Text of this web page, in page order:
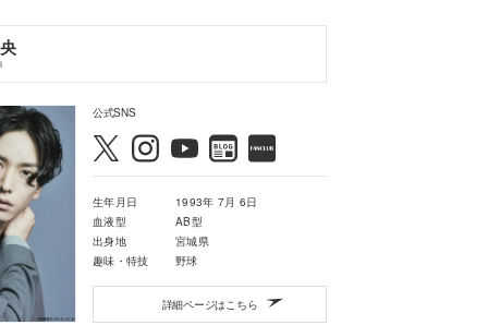
公式SNS
生年月日
1993年 7月 6日
血液型
AB型
出身地
宮城県
趣味・特技
野球
詳細ページはこちら